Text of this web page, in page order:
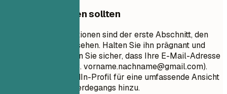
Worauf Sie achten sollten
Ihre Kontaktinformationen sind der erste Abschnitt, den
Personalvermittler sehen. Halten Sie ihn prägnant und
professionell. Stellen Sie sicher, dass Ihre E-Mail-Adresse
angemessen ist (z. B.vorname.nachname@gmail.com).
Fügen Sie Ihr LinkedIn-Profil für eine umfassende Ansicht
Ihres beruflichen Werdegangs hinzu.